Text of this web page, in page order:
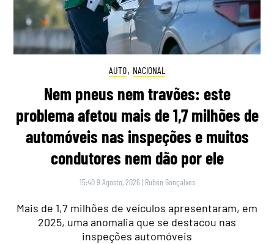
AUTO, NACIONAL
Nem pneus nem travões: este
problema afetou mais de 1,7 milhões de
automóveis nas inspeções e muitos
condutores nem dão por ele
15:40 9 Agosto, 2026 | Rubén Gonçalves
Mais de 1,7 milhões de veículos apresentaram, em
2025, uma anomalia que se destacou nas
inspeções automóveis